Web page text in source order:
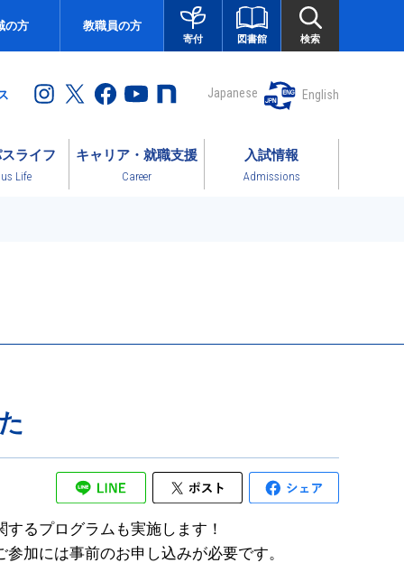
の方 教職員の方
寄付 図書館 検索
Japanese English
ライフ
Life
キャリア・就職支援
Career
入試情報
Admissions
るプログラムも実施します！
加には事前のお申し込みが必要です。